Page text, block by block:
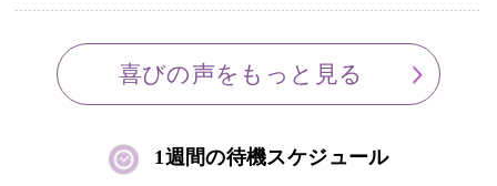
「どんなに困難な状況でも、変えていくことは十分に
可能です」
そう穏やかに語る先生の言葉には、数々の人生を好転
次はあなたが、その確かな力で、心からの笑顔を取り
喜びの声をもっと見る
1週間の待機スケジュール